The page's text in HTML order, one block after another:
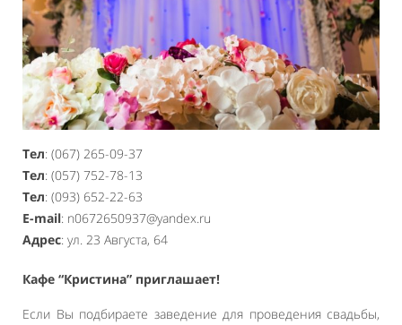
Тел: (067) 265-09-37
Тел: (057) 752-78-13
Тел: (093) 652-22-63
E-mail: n0672650937@yandex.ru
Адрес: ул. 23 Августа, 64
Кафе “Кристина” приглашает!
Если Вы подбираете заведение для проведения свадьбы,